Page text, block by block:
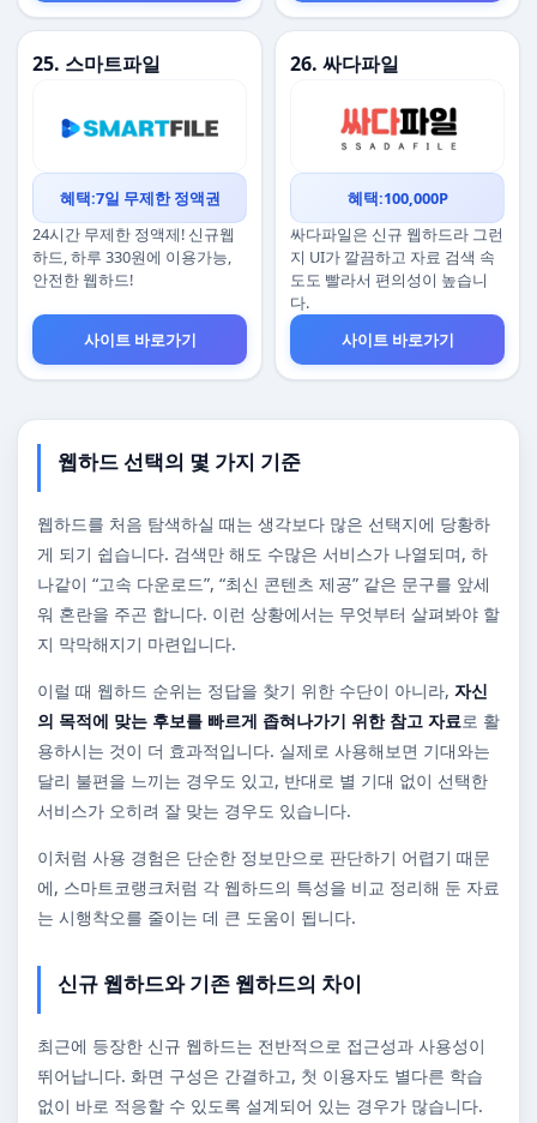
25. 스마트파일
혜택:7일 무제한 정액권
24시간 무제한 정액제! 신규웹
하드, 하루 330원에 이용가능,
안전한 웹하드!
사이트 바로가기
26. 싸다파일
혜택:100,000P
싸다파일은 신규 웹하드라 그런
지 UI가 깔끔하고 자료 검색 속
도도 빨라서 편의성이 높습니
다.
사이트 바로가기
웹하드 선택의 몇 가지 기준
웹하드를 처음 탐색하실 때는 생각보다 많은 선택지에 당황하
게 되기 쉽습니다. 검색만 해도 수많은 서비스가 나열되며, 하
나같이 “고속 다운로드”, “최신 콘텐츠 제공” 같은 문구를 앞세
워 혼란을 주곤 합니다. 이런 상황에서는 무엇부터 살펴봐야 할
지 막막해지기 마련입니다.
이럴 때 웹하드 순위는 정답을 찾기 위한 수단이 아니라, 자신
의 목적에 맞는 후보를 빠르게 좁혀나가기 위한 참고 자료로 활
용하시는 것이 더 효과적입니다. 실제로 사용해보면 기대와는
달리 불편을 느끼는 경우도 있고, 반대로 별 기대 없이 선택한
서비스가 오히려 잘 맞는 경우도 있습니다.
이처럼 사용 경험은 단순한 정보만으로 판단하기 어렵기 때문
에, 스마트코랭크처럼 각 웹하드의 특성을 비교 정리해 둔 자료
는 시행착오를 줄이는 데 큰 도움이 됩니다.
신규 웹하드와 기존 웹하드의 차이
최근에 등장한 신규 웹하드는 전반적으로 접근성과 사용성이
뛰어납니다. 화면 구성은 간결하고, 첫 이용자도 별다른 학습
없이 바로 적응할 수 있도록 설계되어 있는 경우가 많습니다.